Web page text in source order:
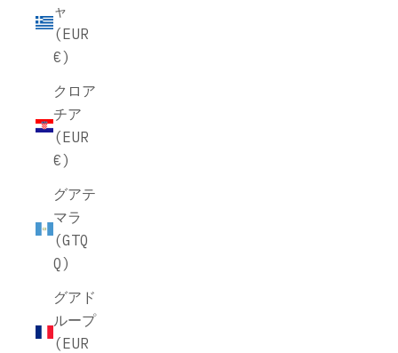
ャ
(EUR
€)
クロア
チア
(EUR
€)
グアテ
マラ
(GTQ
Q)
グアド
ループ
(EUR